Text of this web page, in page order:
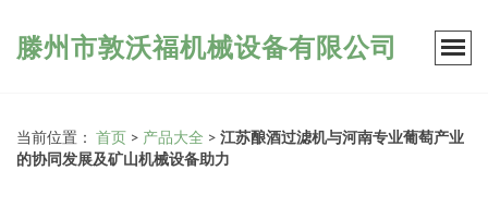
滕州市敦沃福机械设备有限公司
当前位置： 首页 > 产品大全 > 江苏酿酒过滤机与河南专业葡萄产业
的协同发展及矿山机械设备助力